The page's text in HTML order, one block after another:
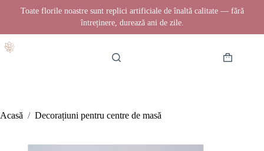
Toate florile noastre sunt replici artificiale de înaltă calitate — fără
întreținere, durează ani de zile.
la
Coș
Acasă / Decorațiuni pentru centre de masă